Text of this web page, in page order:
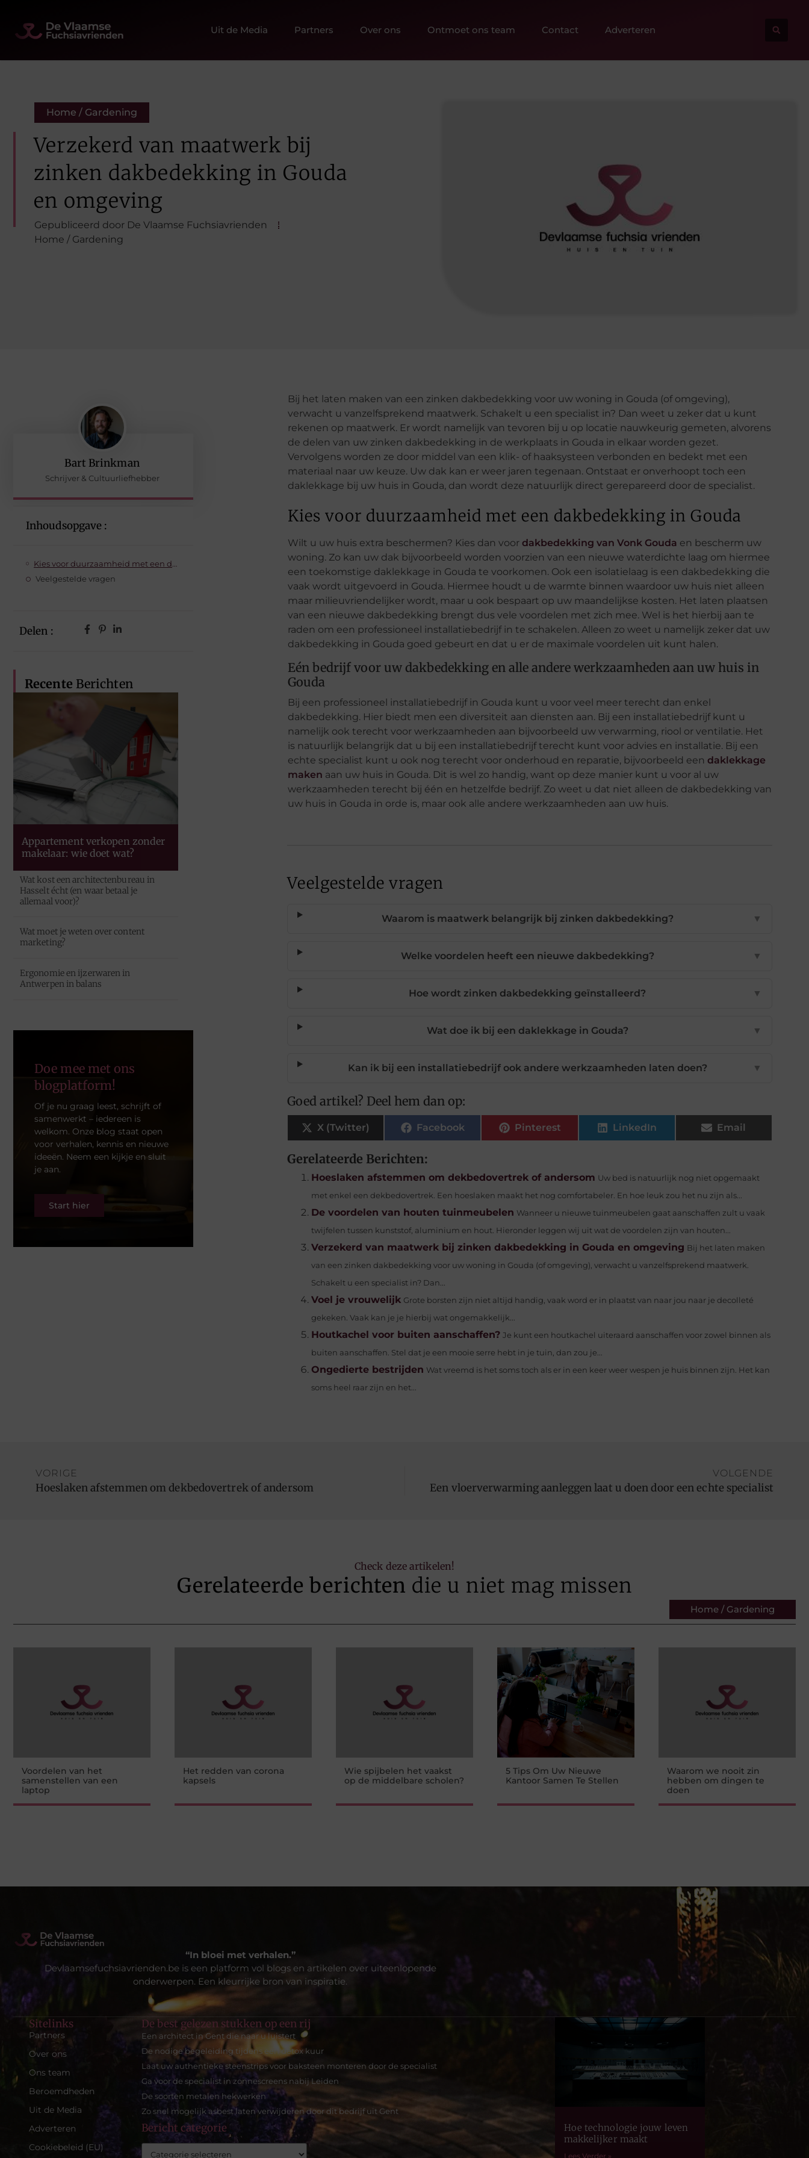
Uit de Media Partners Over ons Ontmoet ons team Contact Adverteren
Home / Gardening
Verzekerd van maatwerk bij
zinken dakbedekking in Gouda
en omgeving
Gepubliceerd door De Vlaamse Fuchsiavrienden
Home / Gardening
Bart Brinkman
Schrijver & Cultuurliefhebber
Inhoudsopgave :
Veelgestelde vragen
Delen :
Recente Berichten
Appartement verkopen zonder
makelaar: wie doet wat?
Wat kost een architectenbureau in
Hasselt écht (en waar betaal je
allemaal voor)?
Wat moet je weten over content
marketing?
Ergonomie en ijzerwaren in
Antwerpen in balans
Doe mee met ons
blogplatform!
Of je nu graag leest, schrijft of
samenwerkt – iedereen is
welkom. Onze blog staat open
voor verhalen, kennis en nieuwe
ideeën. Neem een kijkje en sluit
je aan.
Start hier
Bij het laten maken van een zinken dakbedekking voor uw woning in Gouda (of omgeving),
verwacht u vanzelfsprekend maatwerk. Schakelt u een specialist in? Dan weet u zeker dat u kunt
rekenen op maatwerk. Er wordt namelijk van tevoren bij u op locatie nauwkeurig gemeten, alvorens
de delen van uw zinken dakbedekking in de werkplaats in Gouda in elkaar worden gezet.
Vervolgens worden ze door middel van een klik- of haaksysteen verbonden en bedekt met een
materiaal naar uw keuze. Uw dak kan er weer jaren tegenaan. Ontstaat er onverhoopt toch een
daklekkage bij uw huis in Gouda, dan wordt deze natuurlijk direct gerepareerd door de specialist.
Kies voor duurzaamheid met een dakbedekking in Gouda
Wilt u uw huis extra beschermen? Kies dan voor dakbedekking van Vonk Gouda en bescherm uw
woning. Zo kan uw dak bijvoorbeeld worden voorzien van een nieuwe waterdichte laag om hiermee
een toekomstige daklekkage in Gouda te voorkomen. Ook een isolatielaag is een dakbedekking die
vaak wordt uitgevoerd in Gouda. Hiermee houdt u de warmte binnen waardoor uw huis niet alleen
maar milieuvriendelijker wordt, maar u ook bespaart op uw maandelijkse kosten. Het laten plaatsen
van een nieuwe dakbedekking brengt dus vele voordelen met zich mee. Wel is het hierbij aan te
raden om een professioneel installatiebedrijf in te schakelen. Alleen zo weet u namelijk zeker dat uw
dakbedekking in Gouda goed gebeurt en dat u er de maximale voordelen uit kunt halen.
Eén bedrijf voor uw dakbedekking en alle andere werkzaamheden aan uw huis in
Gouda
Bij een professioneel installatiebedrijf in Gouda kunt u voor veel meer terecht dan enkel
dakbedekking. Hier biedt men een diversiteit aan diensten aan. Bij een installatiebedrijf kunt u
namelijk ook terecht voor werkzaamheden aan bijvoorbeeld uw verwarming, riool or ventilatie. Het
is natuurlijk belangrijk dat u bij een installatiebedrijf terecht kunt voor advies en installatie. Bij een
echte specialist kunt u ook nog terecht voor onderhoud en reparatie, bijvoorbeeld een daklekkage
maken aan uw huis in Gouda. Dit is wel zo handig, want op deze manier kunt u voor al uw
werkzaamheden terecht bij één en hetzelfde bedrijf. Zo weet u dat niet alleen de dakbedekking van
uw huis in Gouda in orde is, maar ook alle andere werkzaamheden aan uw huis.
Veelgestelde vragen
Waarom is maatwerk belangrijk bij zinken dakbedekking? ▼
Welke voordelen heeft een nieuwe dakbedekking? ▼
Hoe wordt zinken dakbedekking geïnstalleerd? ▼
Wat doe ik bij een daklekkage in Gouda? ▼
Kan ik bij een installatiebedrijf ook andere werkzaamheden laten doen? ▼
Goed artikel? Deel hem dan op:
X (Twitter) Facebook Pinterest LinkedIn Email
Gerelateerde Berichten:
Hoeslaken afstemmen om dekbedovertrek of andersom Uw bed is natuurlijk nog niet opgemaakt
met enkel een dekbedovertrek. Een hoeslaken maakt het nog comfortabeler. En hoe leuk zou het nu zijn als...
De voordelen van houten tuinmeubelen Wanneer u nieuwe tuinmeubelen gaat aanschaffen zult u vaak
twijfelen tussen kunststof, aluminium en hout. Hieronder leggen wij uit wat de voordelen zijn van houten...
Verzekerd van maatwerk bij zinken dakbedekking in Gouda en omgeving Bij het laten maken
van een zinken dakbedekking voor uw woning in Gouda (of omgeving), verwacht u vanzelfsprekend maatwerk.
Schakelt u een specialist in? Dan...
Voel je vrouwelijk Grote borsten zijn niet altijd handig, vaak word er in plaatst van naar jou naar je decolleté
gekeken. Vaak kan je je hierbij wat ongemakkelijk...
Houtkachel voor buiten aanschaffen? Je kunt een houtkachel uiteraard aanschaffen voor zowel binnen als
buiten aanschaffen. Stel dat je een mooie serre hebt in je tuin, dan zou je...
Ongedierte bestrijden Wat vreemd is het soms toch als er in een keer weer wespen je huis binnen zijn. Het kan
soms heel raar zijn en het...
VORIGE
Hoeslaken afstemmen om dekbedovertrek of andersom
VOLGENDE
Een vloerverwarming aanleggen laat u doen door een echte specialist
Check deze artikelen!
Gerelateerde berichten die u niet mag missen
Home / Gardening
Voordelen van het
samenstellen van een
laptop
Het redden van corona
kapsels
Wie spijbelen het vaakst
op de middelbare scholen?
5 Tips Om Uw Nieuwe
Kantoor Samen Te Stellen
Waarom we nooit zin
hebben om dingen te
doen
“In bloei met verhalen.”
Devlaamsefuchsiavrienden.be is een platform vol blogs en artikelen over uiteenlopende
onderwerpen. Een kleurrijke bron van inspiratie.
Sitelinks
Partners
Over ons
Ons team
Beroemdheden
Uit de Media
Adverteren
Cookiebeleid (EU)
De best gelezen stukken op een rij
Een architect in Gent die naar u luistert
De nodige begeleiding tijdens een detox kuur
Laat uw authentieke steenstrips voor baksteen monteren door de specialist
Ga voor de specialist in zonnescreens nabij Leiden
De soorten metalen hekwerken
Zo snel mogelijk asbest laten verwijderen door dit bedrijf uit Gent
Bericht categorie
Hoe technologie jouw leven
makkelijker maakt
Lees Verder »